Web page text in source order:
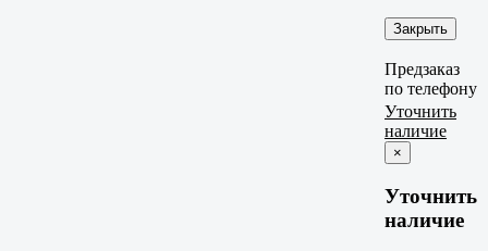
Закрыть
Предзаказ
по телефону
Уточнить
наличие
×
Уточнить
наличие